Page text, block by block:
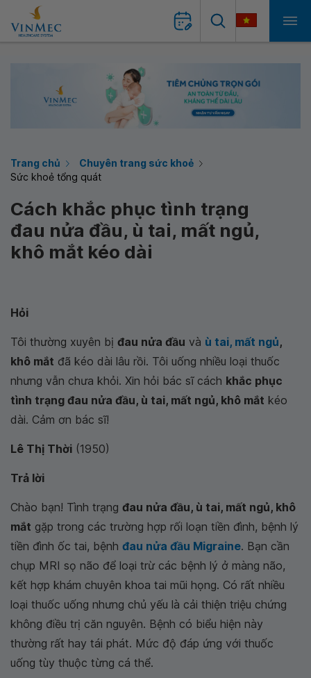
Trang chủ
Chuyên trang sức khoẻ
Sức khoẻ tổng quát
Cách khắc phục tình trạng
đau nửa đầu, ù tai, mất ngủ,
khô mắt kéo dài
Hỏi
Tôi thường xuyên bị đau nửa đầu và ù tai, mất ngủ,
khô mắt đã kéo dài lâu rồi. Tôi uống nhiều loại thuốc
nhưng vẫn chưa khỏi. Xin hỏi bác sĩ cách khắc phục
tình trạng đau nửa đầu, ù tai, mất ngủ, khô mắt kéo
dài. Cảm ơn bác sĩ!
Lê Thị Thời (1950)
Trả lời
Chào bạn! Tình trạng đau nửa đầu, ù tai, mất ngủ, khô
mắt gặp trong các trường hợp rối loạn tiền đình, bệnh lý
tiền đình ốc tai, bệnh đau nửa đầu Migraine. Bạn cần
chụp MRI sọ não để loại trừ các bệnh lý ở màng não,
kết hợp khám chuyên khoa tai mũi họng. Có rất nhiều
loại thuốc uống nhưng chủ yếu là cải thiện triệu chứng
không điều trị căn nguyên. Bệnh có biểu hiện này
thường rất hay tái phát. Mức độ đáp ứng với thuốc
uống tùy thuộc từng cá thể.